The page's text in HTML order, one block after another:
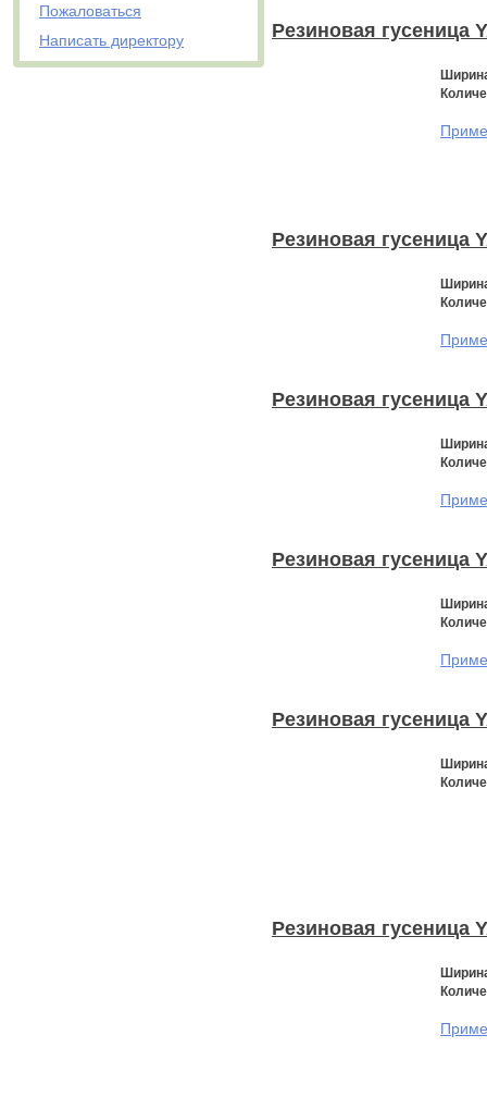
Пожаловаться
Написать директору
Резиновая гусеница
Резиновая гусеница
Резиновая гусеница
Резиновая гусеница
Резиновая гусеница
Резиновая гусеница